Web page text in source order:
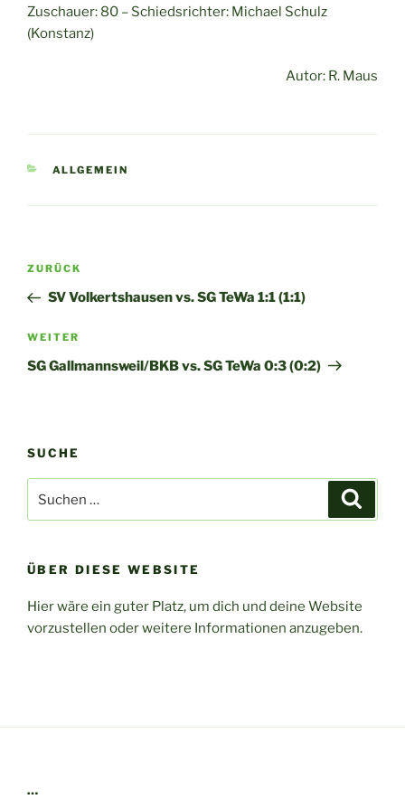
Zuschauer: 80 – Schiedsrichter: Michael Schulz
(Konstanz)
Autor: R. Maus
KATEGORIEN
ALLGEMEIN
Beitragsnavigation
Vorheriger
Beitrag
ZURÜCK
SV Volkertshausen vs. SG TeWa 1:1 (1:1)
Nächster
Beitrag
WEITER
SG Gallmannsweil/BKB vs. SG TeWa 0:3 (0:2)
SUCHE
nach:
ÜBER DIESE WEBSITE
Hier wäre ein guter Platz, um dich und deine Website
vorzustellen oder weitere Informationen anzugeben.
…